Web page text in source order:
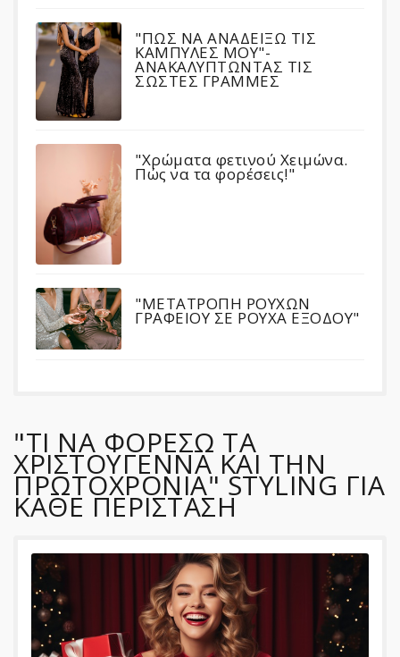
"ΠΩΣ ΝΑ ΑΝΑΔΕΙΞΩ ΤΙΣ
ΚΑΜΠΥΛΕΣ ΜΟΥ"-
ΑΝΑΚΑΛΥΠΤΩΝΤΑΣ ΤΙΣ
ΣΩΣΤΕΣ ΓΡΑΜΜΕΣ
"Χρώματα φετινού Χειμώνα.
Πώς να τα φορέσεις!"
"ΜΕΤΑΤΡΟΠΗ ΡΟΥΧΩΝ
ΓΡΑΦΕΙΟΥ ΣΕ ΡΟΥΧΑ ΕΞΟΔΟΥ"
"ΤΙ ΝΑ ΦΟΡΕΣΩ ΤΑ
ΧΡΙΣΤΟΥΓΕΝΝΑ ΚΑΙ ΤΗΝ
ΠΡΩΤΟΧΡΟΝΙΑ" STYLING ΓΙΑ
ΚΑΘΕ ΠΕΡΙΣΤΑΣΗ